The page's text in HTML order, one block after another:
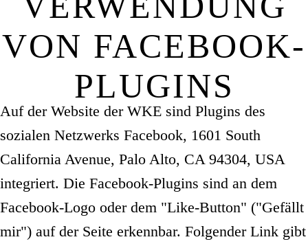
VON FACEBOOK-
PLUGINS
Auf der Website der WKE sind Plugins des
sozialen Netzwerks Facebook, 1601 South
California Avenue, Palo Alto, CA 94304, USA
integriert. Die Facebook-Plugins sind an dem
Facebook-Logo oder dem "Like-Button" ("Gefällt
mir") auf der Seite erkennbar. Folgender Link gibt